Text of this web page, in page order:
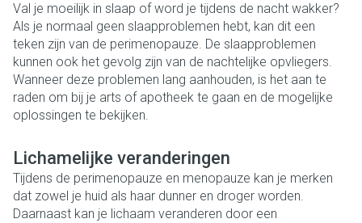
Val je moeilijk in slaap of word je tijdens de nacht wakker?
Als je normaal geen slaapproblemen hebt, kan dit een
teken zijn van de perimenopauze. De slaapproblemen
kunnen ook het gevolg zijn van de nachtelijke opvliegers.
Wanneer deze problemen lang aanhouden, is het aan te
raden om bij je arts of apotheek te gaan en de mogelijke
oplossingen te bekijken.
Lichamelijke veranderingen
Tijdens de perimenopauze en menopauze kan je merken
dat zowel je huid als haar dunner en droger worden.
Daarnaast kan je lichaam veranderen door een